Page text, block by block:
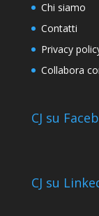
Chi siamo
Contatti
Privacy
Collabora
CJ su
CJ su